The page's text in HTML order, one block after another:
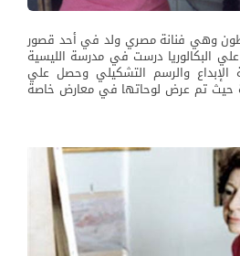
وهي فنانة مصري ولد في أحد قصور
1924 الحاصلة علي البكالوريا درست في مدرسة الليسية
الإبداع والرسم التشكيلي وحصل علي
حيث تم عرض لوحاتها في معارض خاصة